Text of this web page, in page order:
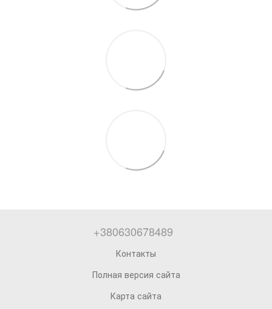
+380630678489
Контакты
Полная версия сайта
Карта сайта